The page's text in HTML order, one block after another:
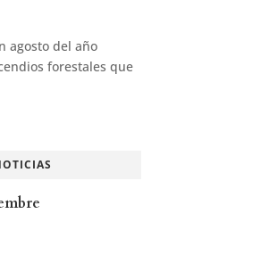
agosto del año
forestales que